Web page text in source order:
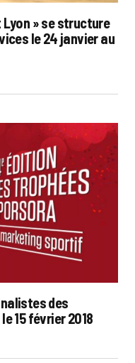
» se structure
le 24 janvier au
des
15 février 2018